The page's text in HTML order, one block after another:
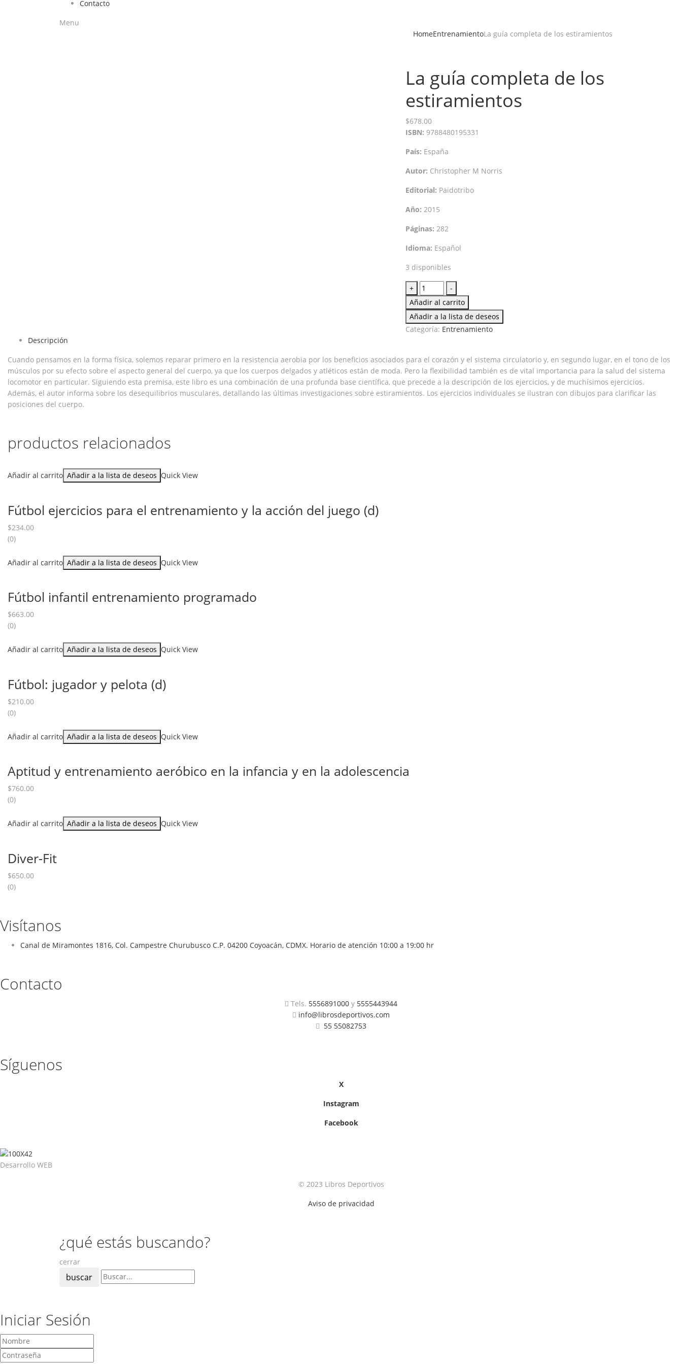
Contacto
Menu
HomeEntrenamientoLa guía completa de los estiramientos
La guía completa de los
estiramientos
$678.00
ISBN: 9788480195331
País: España
Autor: Christopher M Norris
Editorial: Paidotribo
Año: 2015
Páginas: 282
Idioma: Español
3 disponibles
+
La
guía
completa
de
los
-
Añadir al carrito
Añadir a la lista de deseos
Categoría: Entrenamiento
Descripción
Cuando pensamos en la forma física, solemos reparar primero en la resistencia aerobia por los beneficios asociados para el corazón y el sistema circulatorio y, en segundo lugar, en el tono de los
músculos por su efecto sobre el aspecto general del cuerpo, ya que los cuerpos delgados y atléticos están de moda. Pero la flexibilidad también es de vital importancia para la salud del sistema
locomotor en particular. Siguiendo esta premisa, este libro es una combinación de una profunda base científica, que precede a la descripción de los ejercicios, y de muchísimos ejercicios.
Además, el autor informa sobre los desequilibrios musculares, detallando las últimas investigaciones sobre estiramientos. Los ejercicios individuales se ilustran con dibujos para clarificar las
posiciones del cuerpo.
productos relacionados
Añadir al carrito Añadir a la lista de deseos Quick View
Fútbol ejercicios para el entrenamiento y la acción del juego (d)
$234.00
(0)
Añadir al carrito Añadir a la lista de deseos Quick View
Fútbol infantil entrenamiento programado
$663.00
(0)
Añadir al carrito Añadir a la lista de deseos Quick View
Fútbol: jugador y pelota (d)
$210.00
(0)
Añadir al carrito Añadir a la lista de deseos Quick View
Aptitud y entrenamiento aeróbico en la infancia y en la adolescencia
$760.00
(0)
Añadir al carrito Añadir a la lista de deseos Quick View
Diver-Fit
$650.00
(0)
Visítanos
Canal de Miramontes 1816, Col. Campestre Churubusco C.P. 04200 Coyoacán, CDMX. Horario de atención 10:00 a 19:00 hr
Contacto
Tels. 5556891000 y 5555443944
info@librosdeportivos.com
55 55082753
Síguenos
X
Instagram
Facebook
Desarrollo WEB
© 2023 Libros Deportivos
Aviso de privacidad
¿qué estás buscando?
cerrar
buscar
Iniciar Sesión